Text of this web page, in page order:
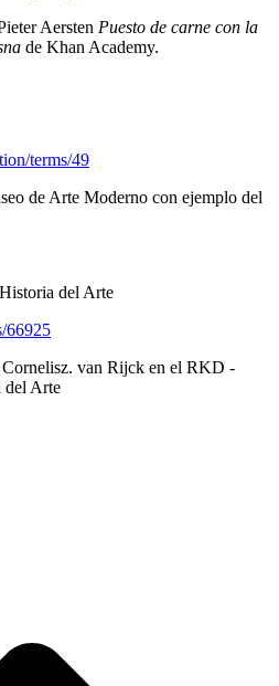
Aersten Puesto de carne con la
de Khan Academy.
terms/49
de Arte Moderno con ejemplo del
del Arte
66925
van Rijck en el RKD -
del Arte